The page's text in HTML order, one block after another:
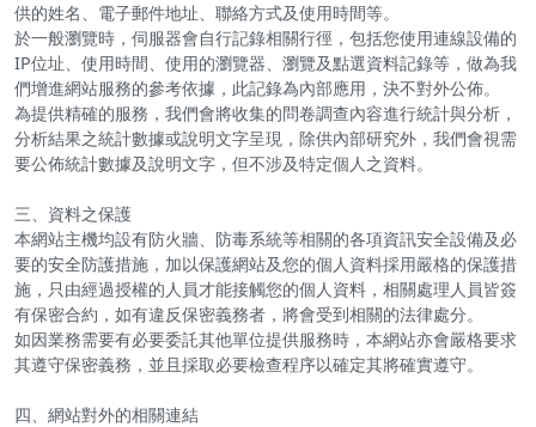
供的姓名、電子郵件地址、聯絡方式及使用時間等。
於一般瀏覽時，伺服器會自行記錄相關行徑，包括您使用連線設備的
IP位址、使用時間、使用的瀏覽器、瀏覽及點選資料記錄等，做為我
們增進網站服務的參考依據，此記錄為內部應用，決不對外公佈。
為提供精確的服務，我們會將收集的問卷調查內容進行統計與分析，
分析結果之統計數據或說明文字呈現，除供內部研究外，我們會視需
要公佈統計數據及說明文字，但不涉及特定個人之資料。
三、資料之保護
本網站主機均設有防火牆、防毒系統等相關的各項資訊安全設備及必
要的安全防護措施，加以保護網站及您的個人資料採用嚴格的保護措
施，只由經過授權的人員才能接觸您的個人資料，相關處理人員皆簽
有保密合約，如有違反保密義務者，將會受到相關的法律處分。
如因業務需要有必要委託其他單位提供服務時，本網站亦會嚴格要求
其遵守保密義務，並且採取必要檢查程序以確定其將確實遵守。
四、網站對外的相關連結